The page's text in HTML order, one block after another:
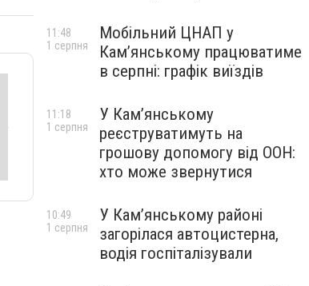
Мобільний ЦНАП у
Кам’янському працюватиме
в серпні: графік виїздів
11:48
1 серпня
У Кам’янському
реєструватимуть на
грошову допомогу від ООН:
хто може звернутися
11:18
1 серпня
У Кам’янському районі
загорілася автоцистерна,
водія госпіталізували
10:49
1 серпня